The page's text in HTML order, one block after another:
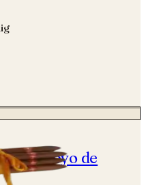
by Hoyo de